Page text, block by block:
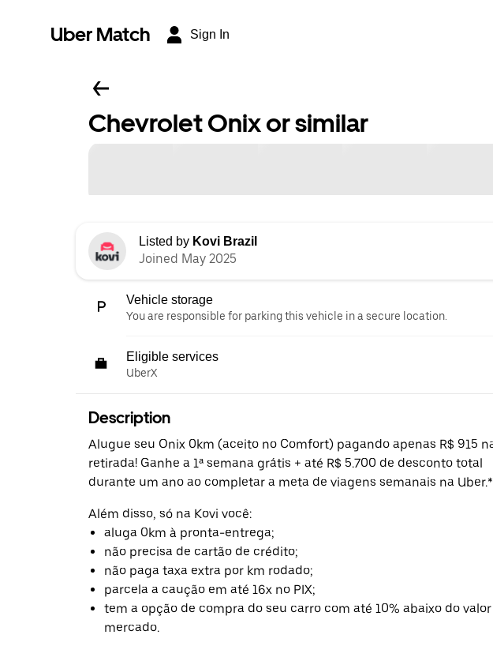
Uber Match Sign In
Chevrolet Onix or similar
Listed by Kovi Brazil
Joined May 2025
Vehicle storage
You are responsible for parking this vehicle in a secure location.
Eligible services
UberX
Description
Alugue seu Onix 0km (aceito no Comfort) pagando apenas R$ 915
retirada! Ganhe a 1ª semana grátis + até R$ 5.700 de desconto total
durante um ano ao completar a meta de viagens semanais na Uber.*
Além disso, só na Kovi você:
aluga 0km à pronta-entrega;
não precisa de cartão de crédito;
não paga taxa extra por km rodado;
parcela a caução em até 16x no PIX;
tem a opção de compra do seu carro com até 10% abaixo do
mercado.